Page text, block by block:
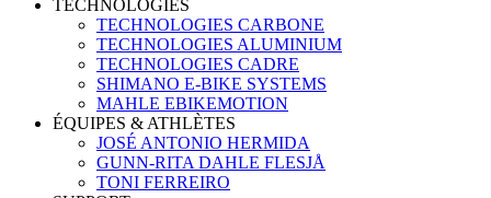
TECHNOLOGIES
TECHNOLOGIES CARBONE
TECHNOLOGIES ALUMINIUM
TECHNOLOGIES CADRE
SHIMANO E-BIKE SYSTEMS
MAHLE EBIKEMOTION
ÉQUIPES & ATHLÈTES
JOSÉ ANTONIO HERMIDA
GUNN-RITA DAHLE FLESJÅ
TONI FERREIRO